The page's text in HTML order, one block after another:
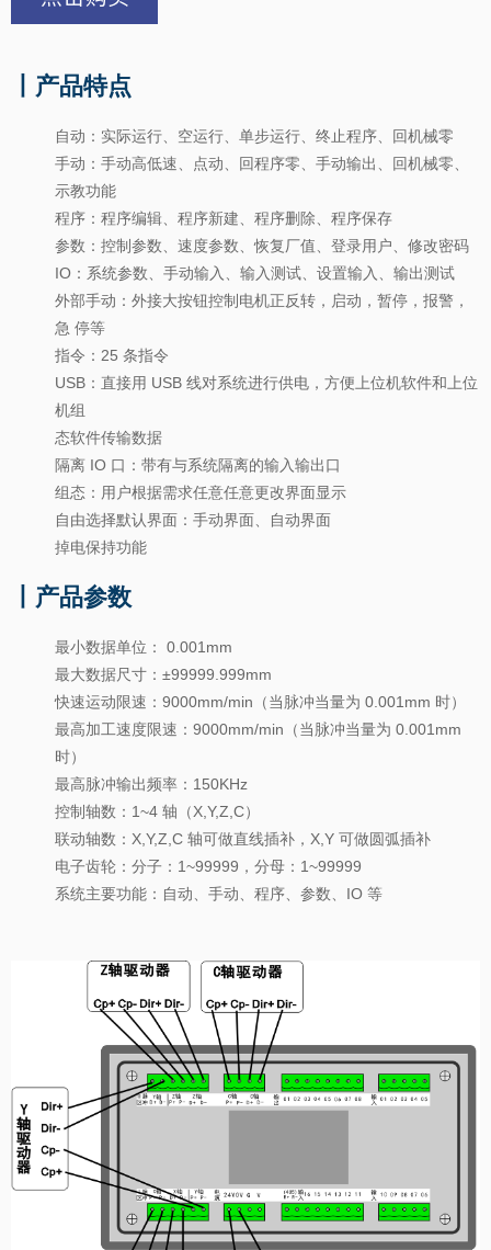
丨产品特点
自动：实际运行、空运行、单步运行、终止程序、回机械零
手动：手动高低速、点动、回程序零、手动输出、回机械零、
示教功能
程序：程序编辑、程序新建、程序删除、程序保存
参数：控制参数、速度参数、恢复厂值、登录用户、修改密码
IO：系统参数、手动输入、输入测试、设置输入、输出测试
外部手动：外接大按钮控制电机正反转，启动，暂停，报警，
急 停等
指令：25 条指令
USB：直接用 USB 线对系统进行供电，方便上位机软件和上位
机组
态软件传输数据
隔离 IO 口：带有与系统隔离的输入输出口
组态：用户根据需求任意任意更改界面显示
自由选择默认界面：手动界面、自动界面
掉电保持功能
丨产品参数
最小数据单位： 0.001mm
最大数据尺寸：±99999.999mm
快速运动限速：9000mm/min（当脉冲当量为 0.001mm 时）
最高加工速度限速：9000mm/min（当脉冲当量为 0.001mm
时）
最高脉冲输出频率：150KHz
控制轴数：1~4 轴（X,Y,Z,C）
联动轴数：X,Y,Z,C 轴可做直线插补，X,Y 可做圆弧插补
电子齿轮：分子：1~99999，分母：1~99999
系统主要功能：自动、手动、程序、参数、IO 等